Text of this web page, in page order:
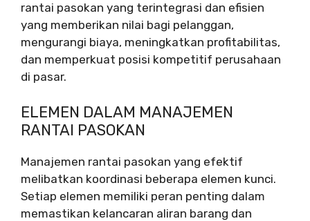
rantai pasokan yang terintegrasi dan efisien
yang memberikan nilai bagi pelanggan,
mengurangi biaya, meningkatkan profitabilitas,
dan memperkuat posisi kompetitif perusahaan
di pasar.
ELEMEN DALAM MANAJEMEN
RANTAI PASOKAN
Manajemen rantai pasokan yang efektif
melibatkan koordinasi beberapa elemen kunci.
Setiap elemen memiliki peran penting dalam
memastikan kelancaran aliran barang dan